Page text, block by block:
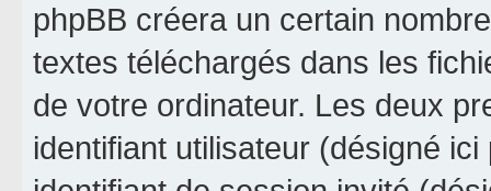
phpBB créera un certain
textes téléchargés dans les
de votre ordinateur. Les deux
identifiant utilisateur (désigné